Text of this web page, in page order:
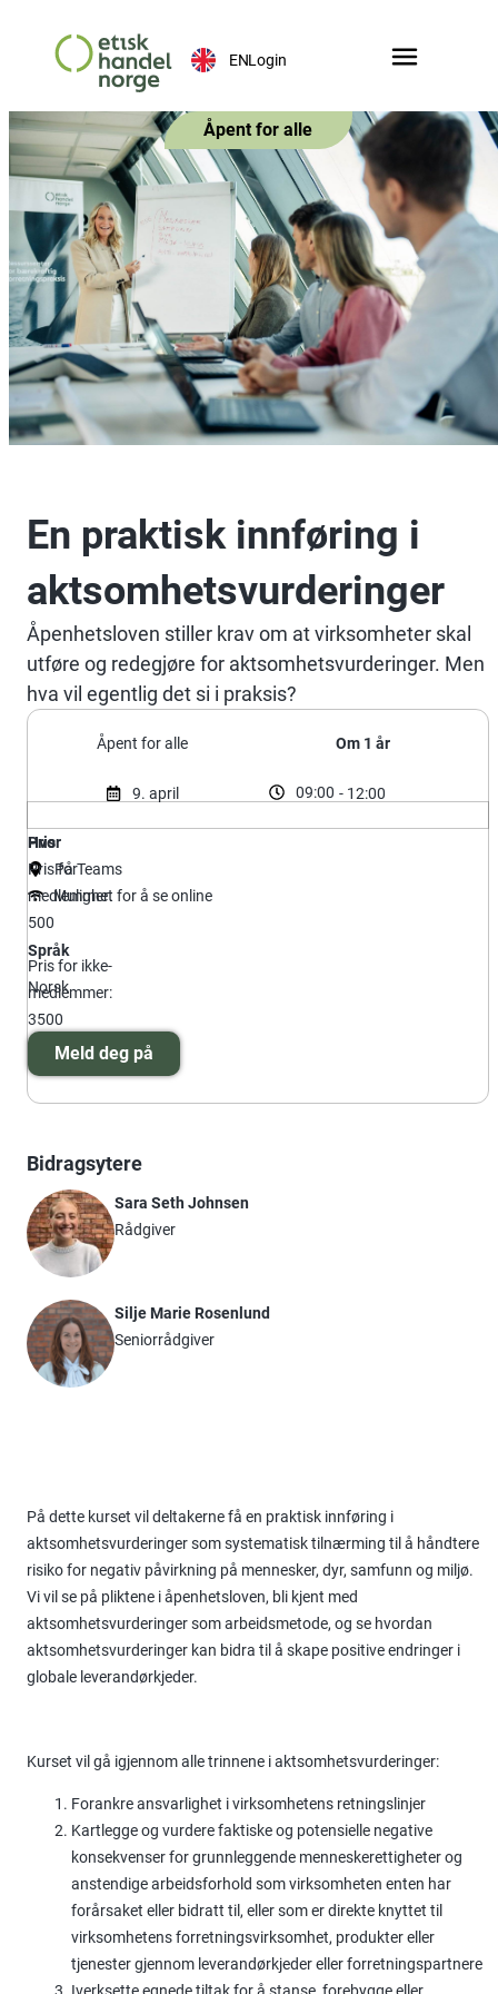
ENLogin
Åpent for alle
En praktisk innføring i
aktsomhetsvurderinger
Åpenhetsloven stiller krav om at virksomheter skal
utføre og redegjøre for aktsomhetsvurderinger. Men
hva vil egentlig det si i praksis?
Åpent for alle Om 1 år
9. april 09:00 - 12:00
Hvor
På Teams
Mulighet for å se online
Språk
Norsk
Meld deg på
Pris
Pris for
medlemmer:
500
Pris for ikke-
medlemmer:
3500
Bidragsytere
Sara Seth Johnsen
Rådgiver
Silje Marie Rosenlund
Seniorrådgiver
På dette kurset vil deltakerne få en praktisk innføring i
aktsomhetsvurderinger som systematisk tilnærming til å håndtere
risiko for negativ påvirkning på mennesker, dyr, samfunn og miljø.
Vi vil se på pliktene i åpenhetsloven, bli kjent med
aktsomhetsvurderinger som arbeidsmetode, og se hvordan
aktsomhetsvurderinger kan bidra til å skape positive endringer i
globale leverandørkjeder.
Kurset vil gå igjennom alle trinnene i aktsomhetsvurderinger:
Forankre ansvarlighet i virksomhetens retningslinjer
Kartlegge og vurdere faktiske og potensielle negative
konsekvenser for grunnleggende menneskerettigheter og
anstendige arbeidsforhold som virksomheten enten har
forårsaket eller bidratt til, eller som er direkte knyttet til
virksomhetens forretningsvirksomhet, produkter eller
tjenester gjennom leverandørkjeder eller forretningspartnere
Iverksette egnede tiltak for å stanse, forebygge eller